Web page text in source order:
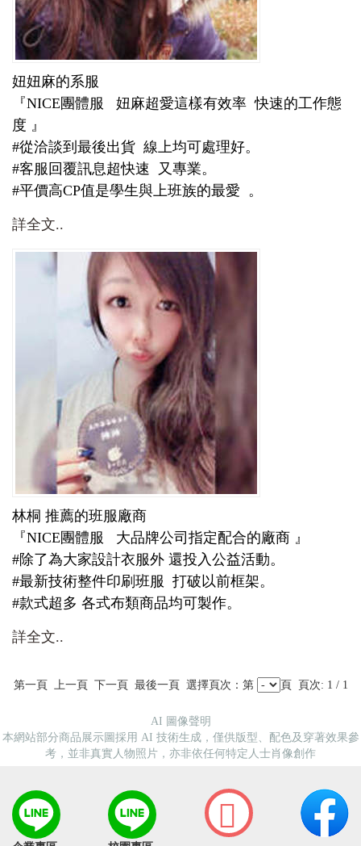
妞妞麻的系服
『NICE團體服 妞麻超愛這樣有效率 快速的工作態
度 』
#從洽談到最後出貨 線上均可處理好。
#客服回覆訊息超快速 又專業。
#平價高CP值是學生與上班族的最愛 。
詳全文..
林桐 推薦的班服廠商
『NICE團體服 大品牌公司指定配合的廠商 』
#除了為大家設計衣服外 還投入公益活動。
#最新技術整件印刷班服 打破以前框架。
#款式超多 各式布類商品均可製作。
詳全文..
第一頁 上一頁 下一頁 最後一頁 選擇頁次：第 頁 頁次: 1 / 1
AI 圖像聲明
本網站部分商品展示圖採用 AI 技術生成，僅供版型、配色及穿著效果參
考，並非真實人物照片，亦非依任何特定人士肖像創作